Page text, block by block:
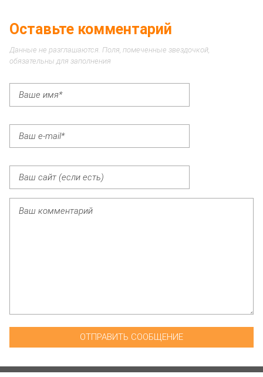
Оставьте комментарий
Данные не разглашаются. Поля, помеченные звездочкой,
обязательны для заполнения